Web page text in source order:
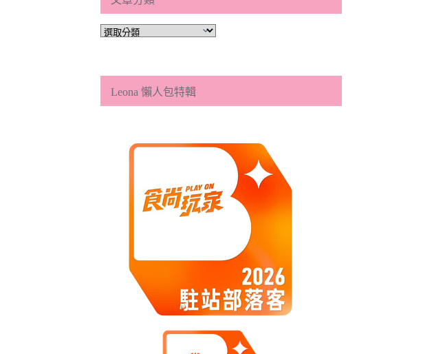
文
類
Leona 懶人包特輯